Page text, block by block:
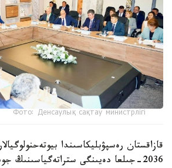
Фото: Денсаулық сақтау министрлігі
قازاقستان رەسپۋبليكاسىندا
2036-جىلعا دەيىنگى ستراتەگياسىنىڭ